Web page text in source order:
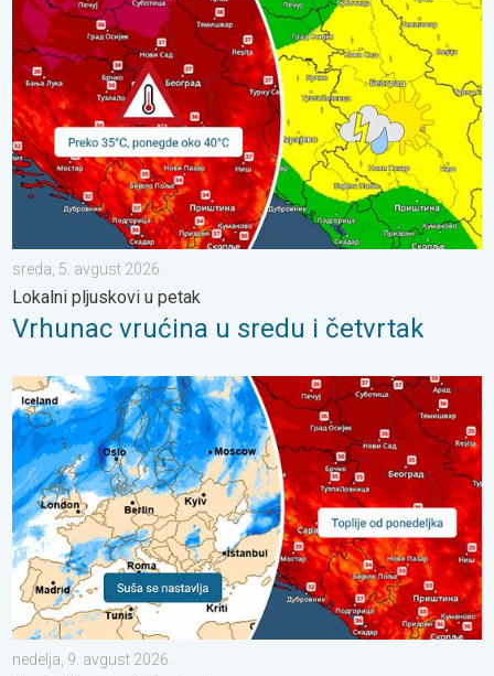
sreda, 5. avgust 2026.
Lokalni pljuskovi u petak
Vrhunac vrućina u sredu i četvrtak
Početkom naredne sedmice ponovo toplije. Nastavlja se
nedelja, 9. avgust 2026.